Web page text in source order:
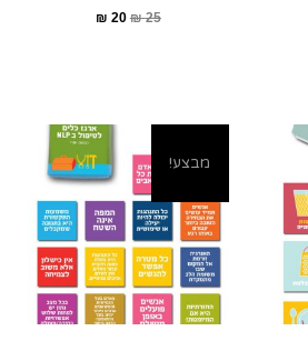
25
₪
20
₪
מבצע!